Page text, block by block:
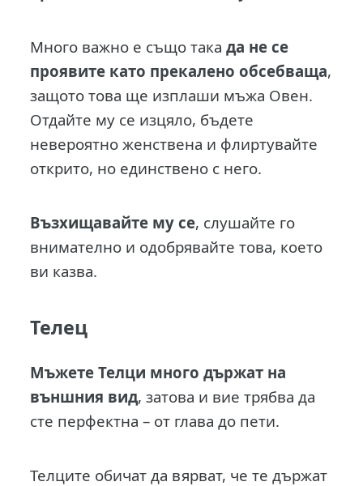
Много важно е също такада не се
проявите като прекалено обсебваща,
защото това ще изплаши мъжа Овен.
Отдайте му се изцяло, бъдете
невероятно женствена и флиртувайте
открито, но единствено с него.
Възхищавайте му се, слушайте го
внимателно и одобрявайте това, което
ви казва.
Телец
Мъжете Телци много държат на
външния вид, затова и вие трябва да
сте перфектна – от глава до пети.
Телците обичат да вярват, че те държат